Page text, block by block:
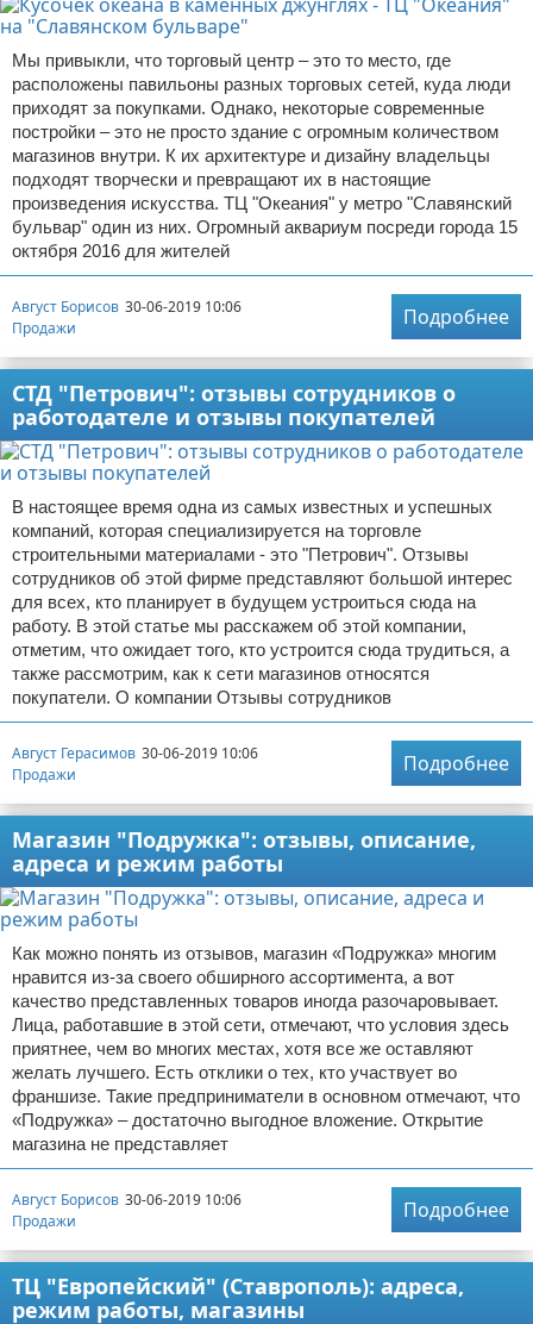
Мы привыкли, что торговый центр – это то место, где
расположены павильоны разных торговых сетей, куда люди
приходят за покупками. Однако, некоторые современные
постройки – это не просто здание с огромным количеством
магазинов внутри. К их архитектуре и дизайну владельцы
подходят творчески и превращают их в настоящие
произведения искусства. ТЦ "Океания" у метро "Славянский
бульвар" один из них. Огромный аквариум посреди города 15
октября 2016 для жителей
Август Борисов 30-06-2019 10:06
Продажи
Подробнее
СТД "Петрович": отзывы сотрудников о
работодателе и отзывы покупателей
В настоящее время одна из самых известных и успешных
компаний, которая специализируется на торговле
строительными материалами - это "Петрович". Отзывы
сотрудников об этой фирме представляют большой интерес
для всех, кто планирует в будущем устроиться сюда на
работу. В этой статье мы расскажем об этой компании,
отметим, что ожидает того, кто устроится сюда трудиться, а
также рассмотрим, как к сети магазинов относятся
покупатели. О компании Отзывы сотрудников
Август Герасимов 30-06-2019 10:06
Продажи
Подробнее
Магазин "Подружка": отзывы, описание,
адреса и режим работы
Как можно понять из отзывов, магазин «Подружка» многим
нравится из-за своего обширного ассортимента, а вот
качество представленных товаров иногда разочаровывает.
Лица, работавшие в этой сети, отмечают, что условия здесь
приятнее, чем во многих местах, хотя все же оставляют
желать лучшего. Есть отклики о тех, кто участвует во
франшизе. Такие предприниматели в основном отмечают, что
«Подружка» – достаточно выгодное вложение. Открытие
магазина не представляет
Август Борисов 30-06-2019 10:06
Продажи
Подробнее
ТЦ "Европейский" (Ставрополь): адреса,
режим работы, магазины